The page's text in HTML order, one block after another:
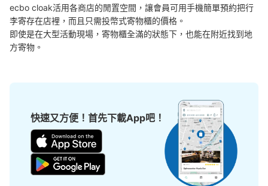
ecbo cloak活用各商店的閒置空間，讓會員可用手機簡單預約把行
李寄存在店裡，而且只需投幣式寄物櫃的價格。
即使是在大型活動現場，寄物櫃全滿的狀態下，也能在附近找到地
方寄物。
快速又方便！首先下載App吧！